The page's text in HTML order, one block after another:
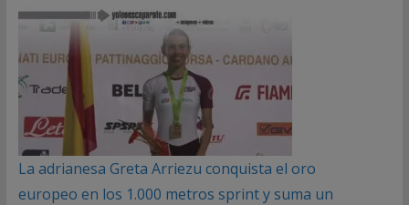
La adrianesa Greta Arriezu conquista el oro
europeo en los 1.000 metros sprint y suma un